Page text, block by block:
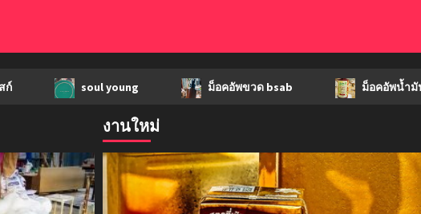
soul young ม็อคอัพขวด bsab ม็อคอัพน้ำมันวังว่าน
งานใหม่